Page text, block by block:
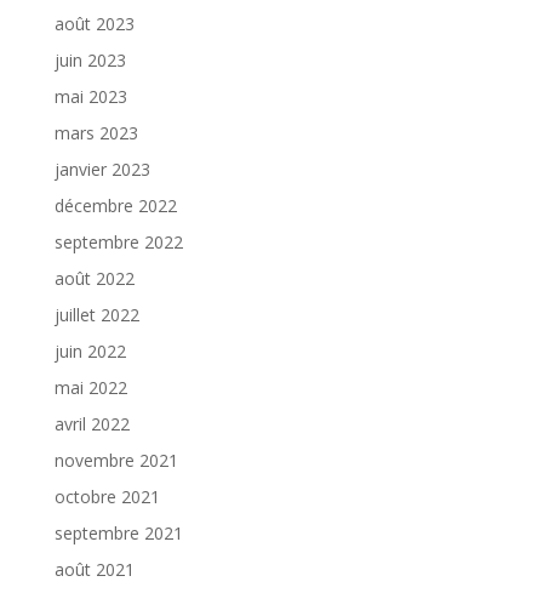
août 2023
juin 2023
mai 2023
mars 2023
janvier 2023
décembre 2022
septembre 2022
août 2022
juillet 2022
juin 2022
mai 2022
avril 2022
novembre 2021
octobre 2021
septembre 2021
août 2021